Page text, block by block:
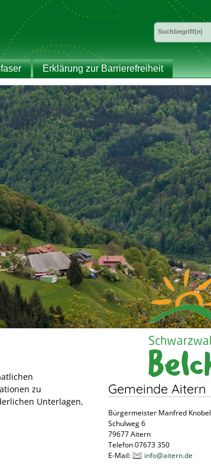
Erklärung zur Barrierefreiheit
zu
Unterlagen,
Gemeinde Aitern
Bürgermeister Manfred Knobel
Schulweg 6
79677 Aitern
Telefon 07673 350
E-Mail:
info@aitern.de